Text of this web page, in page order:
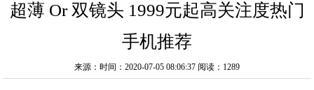
超薄 Or 双镜头 1999元起高关注度热门
手机推荐
来源：时间：2020-07-05 08:06:37 阅读：1289